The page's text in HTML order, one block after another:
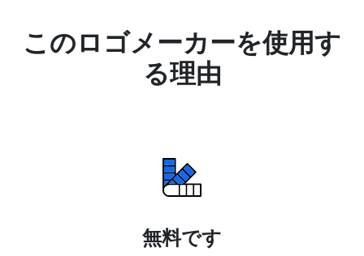
このロゴメーカーを使用す
る理由
無料です